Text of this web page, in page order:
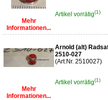
Mehr
Informationen...
Artikel vorrätig(1)
Mehr
Informationen...
Arnold (alt)
2510-027
(Art.Nr. 2510027)
Artikel vorrätig(1)